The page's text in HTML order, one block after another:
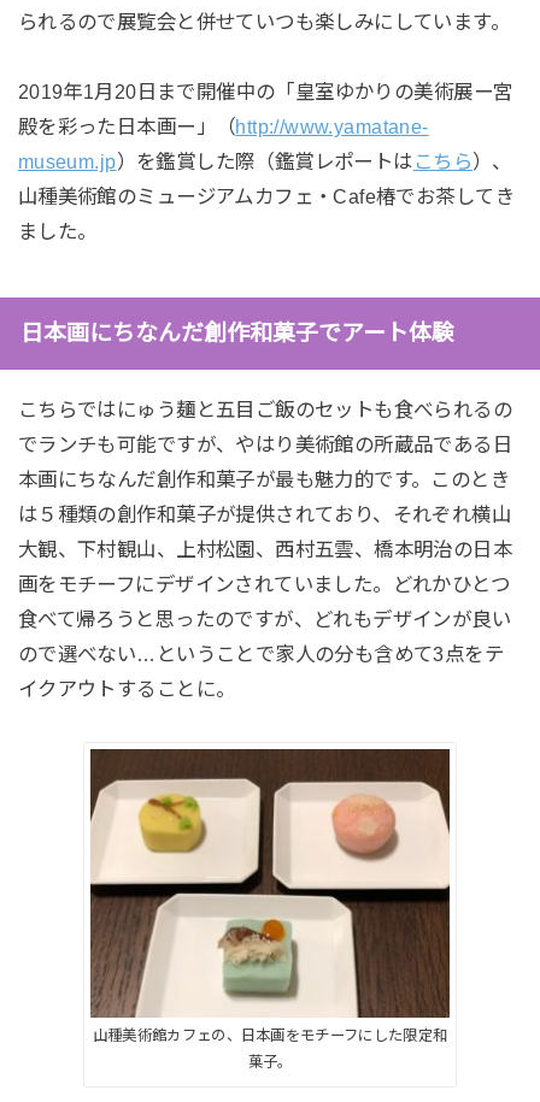
られるので展覧会と併せていつも楽しみにしています。
2019年1月20日まで開催中の「皇室ゆかりの美術展ー宮
殿を彩った日本画ー」（http://www.yamatane-
museum.jp）を鑑賞した際（鑑賞レポートは こちら）、
山種美術館のミュージアムカフェ・Cafe椿でお茶してき
ました。
日本画にちなんだ創作和菓子でアート体験
こちらではにゅう麺と五目ご飯のセットも食べられるの
でランチも可能ですが、やはり美術館の所蔵品である日
本画にちなんだ創作和菓子が最も魅力的です。このとき
は５種類の創作和菓子が提供されており、それぞれ横山
大観、下村観山、上村松園、西村五雲、橋本明治の日本
画をモチーフにデザインされていました。どれかひとつ
食べて帰ろうと思ったのですが、どれもデザインが良い
ので選べない…ということで家人の分も含めて3点をテ
イクアウトすることに。
山種美術館カフェの、日本画をモチーフにした限定和
菓子。